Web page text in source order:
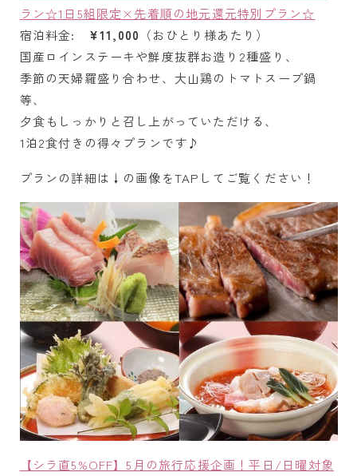
ラン☆1日5組限定×先着順の地元還元特別プラン☆
宿泊料金:
¥11,000 （おひとり様あたり）
国産ロインステーキや鮮度抜群お造り2種盛り、
季節の天婦羅盛り合わせ、大山鶏のトマトスープ鍋
等、
夕食もしっかりと召し上がっていただける、
1泊2食付きの得々プランです♪
プランの詳細は↓の画像をTAPしてご覧ください！
【シラ直5%OFF】5月の旅行応援企画！平日/日曜対象